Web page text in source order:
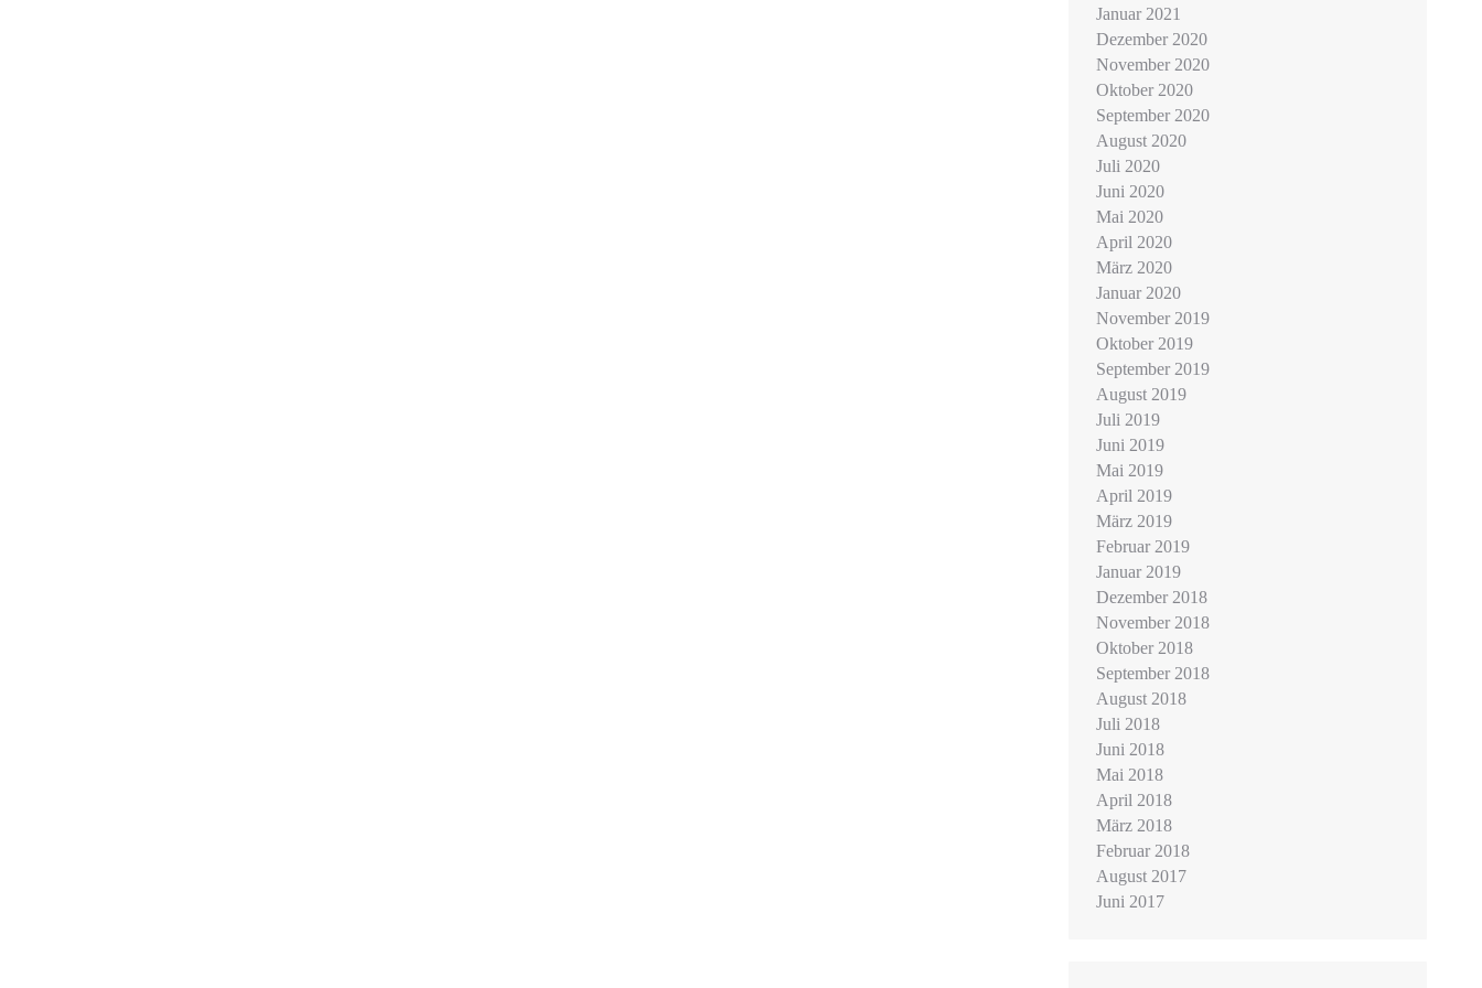
Januar 2021
Dezember 2020
November 2020
Oktober 2020
September 2020
August 2020
Juli 2020
Juni 2020
Mai 2020
April 2020
März 2020
Januar 2020
November 2019
Oktober 2019
September 2019
August 2019
Juli 2019
Juni 2019
Mai 2019
April 2019
März 2019
Februar 2019
Januar 2019
Dezember 2018
November 2018
Oktober 2018
September 2018
August 2018
Juli 2018
Juni 2018
Mai 2018
April 2018
März 2018
Februar 2018
August 2017
Juni 2017